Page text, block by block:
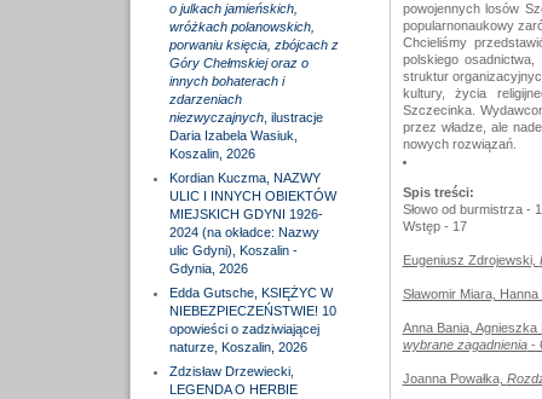
o julkach jamieńskich,
wróżkach polanowskich,
porwaniu księcia, zbójcach z
Góry Chełmskiej oraz o
innych bohaterach i
zdarzeniach
niezwyczajnych, ilustracje
Daria Izabela Wasiuk,
Koszalin, 2026
Kordian Kuczma, NAZWY
ULIC I INNYCH OBIEKTÓW
MIEJSKICH GDYNI 1926-
2024 (na okładce: Nazwy
ulic Gdyni), Koszalin -
Gdynia, 2026
Edda Gutsche, KSIĘŻYC W
NIEBEZPIECZEŃSTWIE! 10
opowieści o zadziwiającej
naturze, Koszalin, 2026
Zdzisław Drzewiecki,
LEGENDA O HERBIE
powojennych losów
popularnonaukowy
Chcieliśmy
polskiego
struktur
kultury, życia
Szczecinka.
przez władze, ale
nowych rozwiązań.
Spis treści:
Słowo od burmistrza -
Wstęp - 17
Eugeniusz Zdrojewski,
Sławomir Miara,
Anna Bania, Agnieszka
wybrane zagadnienia-
Joanna Powałka,